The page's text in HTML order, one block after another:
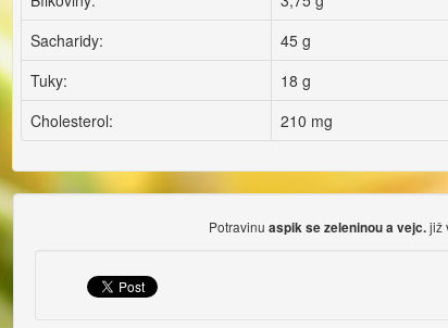
Sacharidy:
45 g
Tuky:
18 g
Cholesterol:
210 mg
Potravinu aspik se zeleninou a vejc.již